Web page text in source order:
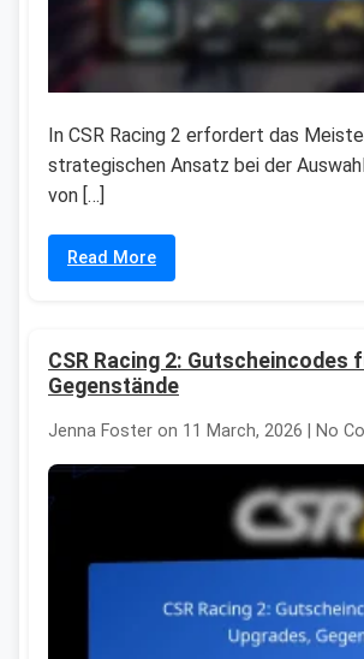
In CSR Racing 2 erfordert das
strategischen Ansatz bei der
von […]
Read More
CSR Racing 2: Gutscheincodes
Gegenstände
Jenna Foster on 11 March, 2026 | No